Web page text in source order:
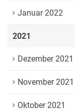
Januar 2022
2021
Dezember 2021
November 2021
Oktober 2021